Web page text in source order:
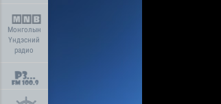
Монголын
Үндэсний
радио